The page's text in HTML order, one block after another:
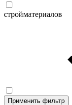
стройматериалов
Применить фильтр